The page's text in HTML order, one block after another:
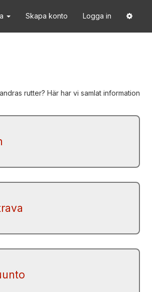
Skapa konto Logga in
rutter? Här har vi samlat information